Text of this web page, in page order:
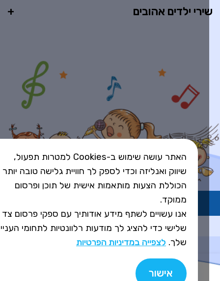
ילדים אהובים
Design&Code by Elevate
האתר עושה שימוש ב-Cookies למטרות תפעול,
שיווק ואנליזה וכדי לספק לך חוויית גלישה טובה יותר
הכוללת הצעות מותאמות אישית של תוכן ופרסום
ממוקד.
אנו עשויים לשתף מידע אודותיך עם ספקי פרסום צד
שלישי כדי להציג לך מודעות רלוונטיות לתחומי העניין
שלך.לצפייה במדיניות הפרטיות
אישור